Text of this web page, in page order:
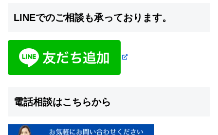
LINEでのご相談も承っております。
電話相談はこちらから